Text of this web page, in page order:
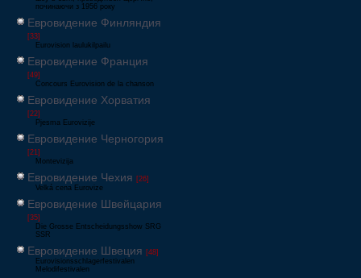
починаючи з 1956 року
Евровидение Финляндия
[33]
Eurovision laulukilpailu
Евровидение Франция
[49]
Concours Eurovision de la chanson
Евровидение Хорватия
[22]
Pjesma Eurovizije
Евровидение Черногория
[21]
Montevizija
Евровидение Чехия [26]
Velká cena Eurovize
Евровидение Швейцария
[35]
Die Grosse Entscheidungsshow SRG
SSR
Евровидение Швеция [48]
Eurovisionsschlagerfestivalen
Melodifestivalen